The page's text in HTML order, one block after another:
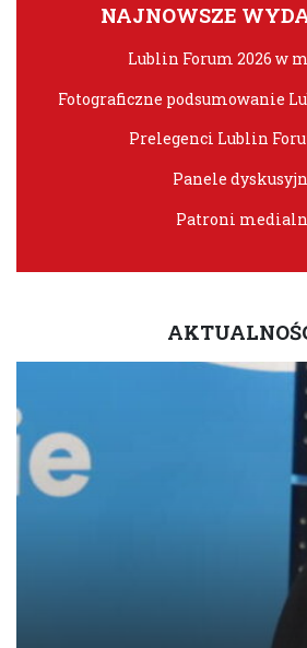
NAJNOWSZE
Lublin Forum 2026 w
Fotograficzne podsumowanie
Prelegenci Lublin
Panele
Patroni